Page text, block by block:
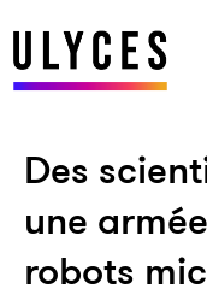
Des
une
robots